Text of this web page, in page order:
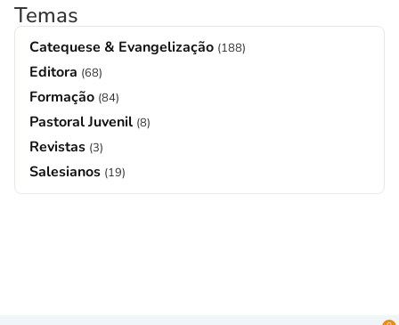
Temas
Catequese & Evangelização (188)
Editora (68)
Formação (84)
Pastoral Juvenil (8)
Revistas (3)
Salesianos (19)